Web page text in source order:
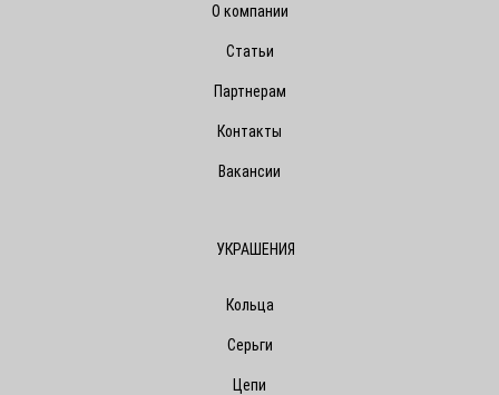
О компании
Статьи
Партнерам
Контакты
Вакансии
УКРАШЕНИЯ
Кольца
Серьги
Цепи